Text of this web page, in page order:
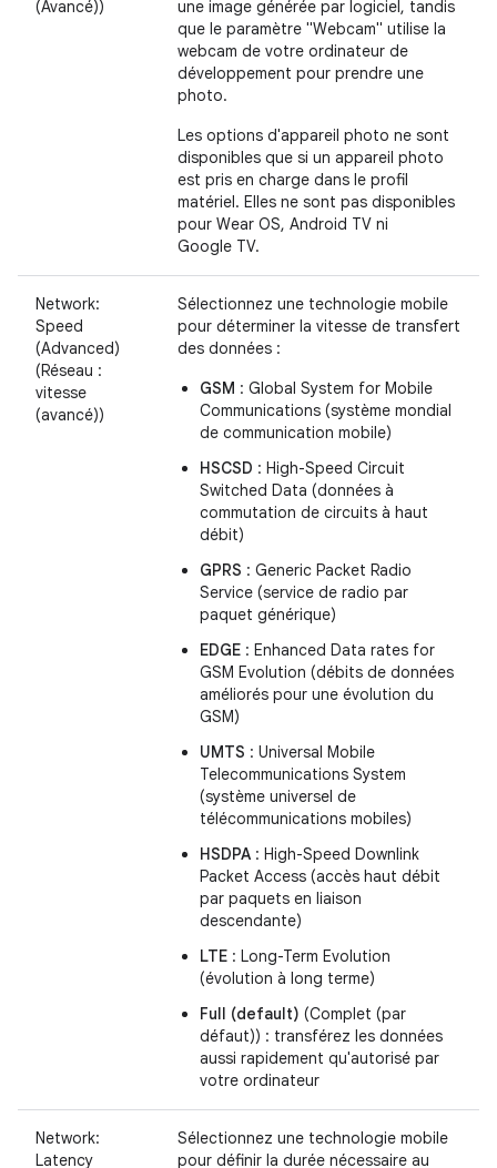
(Avancé))
une image générée par logiciel, tandis
que le paramètre "Webcam" utilise la
webcam de votre ordinateur de
développement pour prendre une
photo.
Les options d'appareil photo ne sont
disponibles que si un appareil photo
est pris en charge dans le profil
matériel. Elles ne sont pas disponibles
pour Wear OS, Android TV ni
Google TV.
Network:
Speed
(Advanced)
(Réseau :
vitesse
(avancé))
Sélectionnez une technologie mobile
pour déterminer la vitesse de transfert
des données :
GSM : Global System for Mobile
Communications (système mondial
de communication mobile)
HSCSD : High-Speed Circuit
Switched Data (données à
commutation de circuits à haut
débit)
GPRS : Generic Packet Radio
Service (service de radio par
paquet générique)
EDGE : Enhanced Data rates for
GSM Evolution (débits de données
améliorés pour une évolution du
GSM)
UMTS : Universal Mobile
Telecommunications System
(système universel de
télécommunications mobiles)
HSDPA : High-Speed Downlink
Packet Access (accès haut débit
par paquets en liaison
descendante)
LTE : Long-Term Evolution
(évolution à long terme)
Full (default) (Complet (par
défaut)) : transférez les données
aussi rapidement qu'autorisé par
votre ordinateur
Network:
Latency
Sélectionnez une technologie mobile
pour définir la durée nécessaire au